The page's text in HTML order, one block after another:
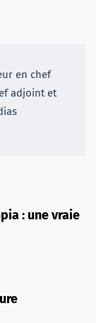
en chef
adjoint et
: une vraie